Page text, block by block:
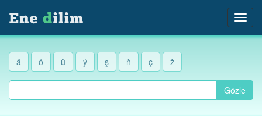
ä ö ü ý ş ň ç ž
Gözle